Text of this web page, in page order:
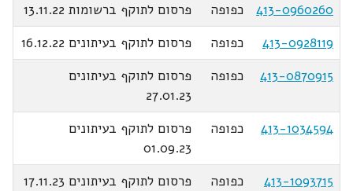
413-0960260
כפופה
פרסום לתוקף ברשומות 13.11.22
413-0928119
כפופה
פרסום לתוקף בעיתונים 16.12.22
413-0870915
כפופה
פרסום לתוקף בעיתונים
27.01.23
413-1034594
כפופה
פרסום לתוקף בעיתונים
01.09.23
413-1093715
כפופה
פרסום לתוקף בעיתונים 17.11.23